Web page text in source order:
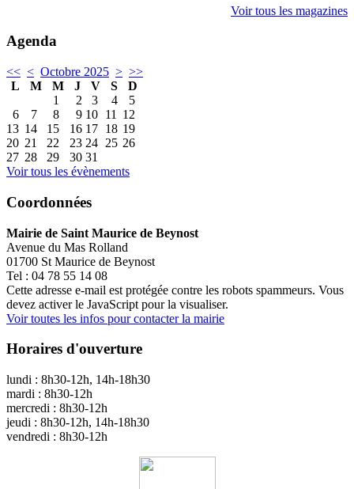
Voir tous les magazines
Agenda
<< < Octobre 2025 > >>
L
M M J V S
D
1
2 3 4
5
6
7 8 9 10 11
12
13 14 15 16 17 18 19
20 21 22 23 24 25 26
27 28 29 30 31
Voir tous les évènements
Coordonnées
Mairie de Saint Maurice de Beynost
Avenue du Mas Rolland
01700 St Maurice de Beynost
Tel : 04 78 55 14 08
Cette adresse e-mail est protégée contre les robots spammeurs. Vous
devez activer le JavaScript pour la visualiser.
Voir toutes les infos pour contacter la mairie
Horaires d'ouverture
lundi : 8h30-12h, 14h-18h30
mardi : 8h30-12h
mercredi : 8h30-12h
jeudi : 8h30-12h, 14h-18h30
vendredi : 8h30-12h